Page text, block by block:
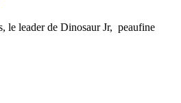
le leader de Dinosaur Jr, peaufine